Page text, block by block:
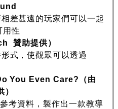
差甚遠的玩家們可以一起
用性
贊助提供）
式，使觀眾可以透過
You Even Care?
（由
）
考資料，製作出一款教導